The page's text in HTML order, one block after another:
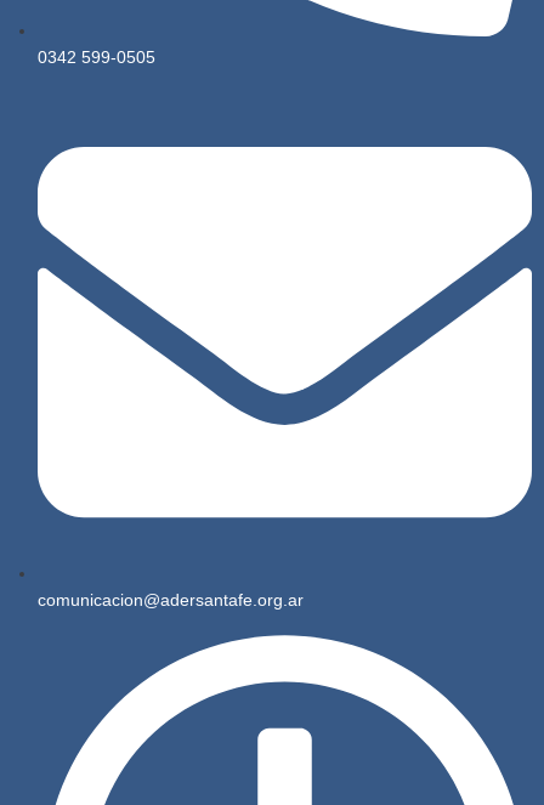
0342 599-0505
comunicacion@adersantafe.org.ar